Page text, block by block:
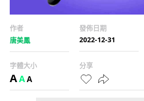
作者
唐美鳳
發佈日期
2022-12-31
字體大小
AAA
分享